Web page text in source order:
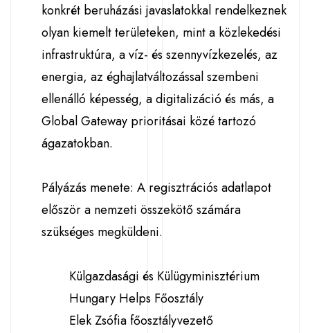
konkrét beruházási javaslatokkal rendelkeznek
olyan kiemelt területeken, mint a közlekedési
infrastruktúra, a víz- és szennyvízkezelés, az
energia, az éghajlatváltozással szembeni
ellenálló képesség, a digitalizáció és más, a
Global Gateway prioritásai közé tartozó
ágazatokban.
Pályázás menete: A regisztrációs adatlapot
először a nemzeti összekötő számára
szükséges megküldeni.
Külgazdasági és Külügyminisztérium
Hungary Helps Főosztály
Elek Zsófia főosztályvezető